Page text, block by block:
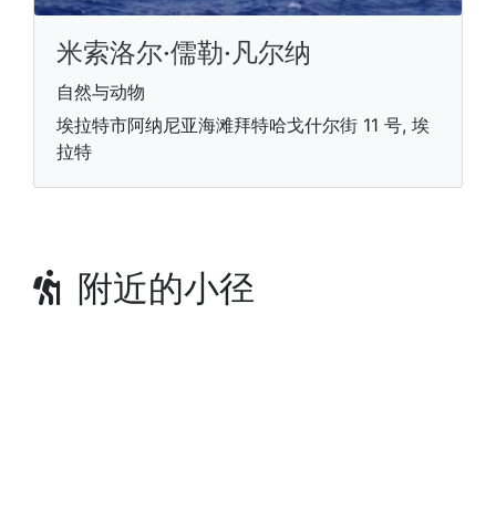
米索洛尔·儒勒·凡尔纳
自然与动物
埃拉特市阿纳尼亚海滩拜特哈戈什尔街 11 号, 埃
拉特
附近的小径